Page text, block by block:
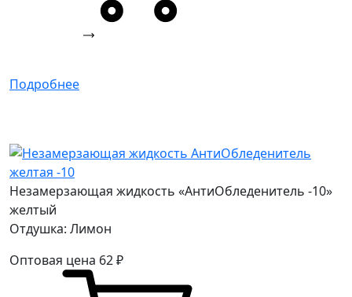
Подробнее
Незамерзающая жидкость «АнтиОбледенитель -10»
желтый
Отдушка: Лимон
Оптовая цена 62₽